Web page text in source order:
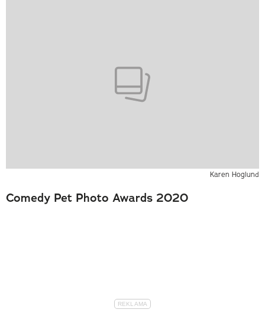
Karen Hoglund
Comedy Pet Photo Awards 2020